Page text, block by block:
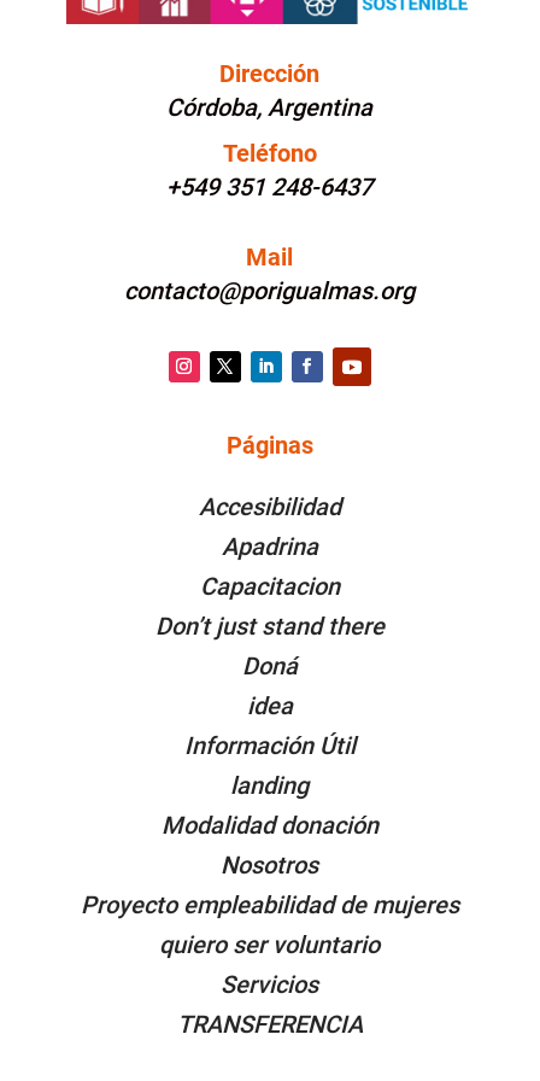
Dirección
Córdoba, Argentina
Teléfono
+549 351 248-6437
Mail
contacto@porigualmas.org
Facebook
Páginas
Accesibilidad
Apadrina
Capacitacion
Don’t just stand there
Doná
idea
Información Útil
landing
Modalidad donación
Nosotros
Proyecto empleabilidad de mujeres
quiero ser voluntario
Servicios
TRANSFERENCIA